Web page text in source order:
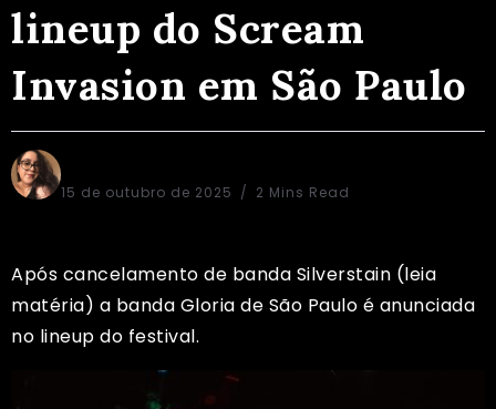
lineup do Scream
Invasion em São Paulo
15 de outubro de 2025 2 Mins Read
Após cancelamento de banda Silverstain (leia
matéria) a banda Gloria de São Paulo é anunciada
no lineup do festival.